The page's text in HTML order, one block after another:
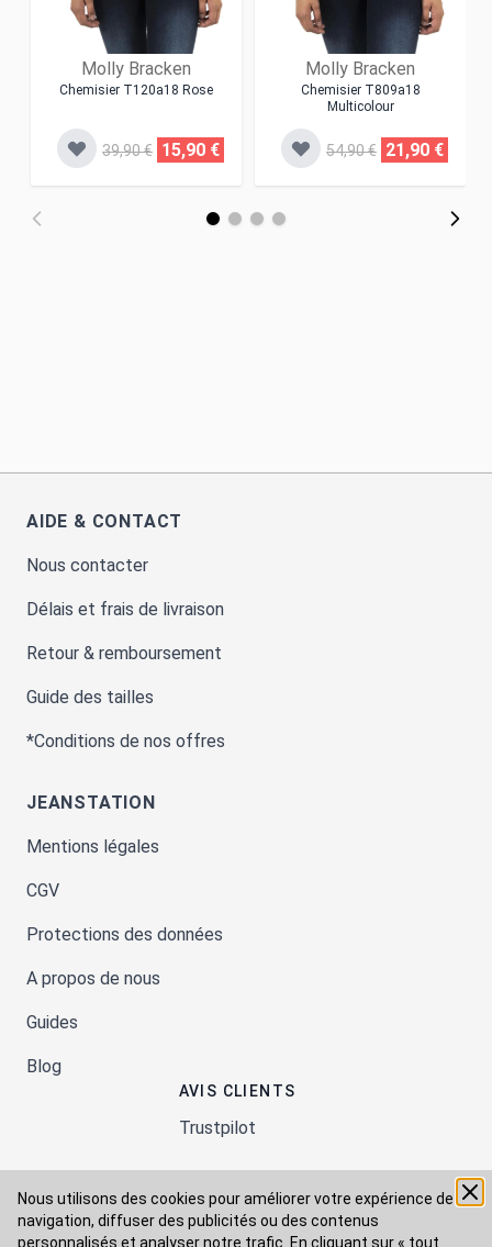
Nous utilisons des cookies pour améliorer votre expérience de
navigation, diffuser des publicités ou des contenus
personnalisés et analyser notre trafic. En cliquant sur « tout
Molly Bracken
Chemisier T120a18 Rose
39,90 € 15,90 €
Molly Bracken
Chemisier T809a18
Multicolour
54,90 € 21,90 €
AIDE & CONTACT
Nous contacter
Délais et frais de livraison
Retour & remboursement
Guide des tailles
*Conditions de nos offres
JEANSTATION
Mentions légales
CGV
Protections des données
A propos de nous
Guides
Blog
AVIS CLIENTS
Trustpilot
Moyens de paiement